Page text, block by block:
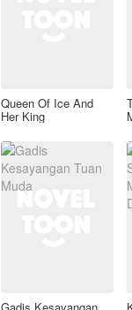
Queen Of Ice And
Her King
Gadis Kesayangan